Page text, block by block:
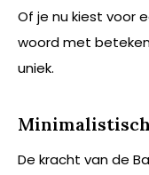
Of je nu kiest voor
woord met
uniek.
De kracht van de